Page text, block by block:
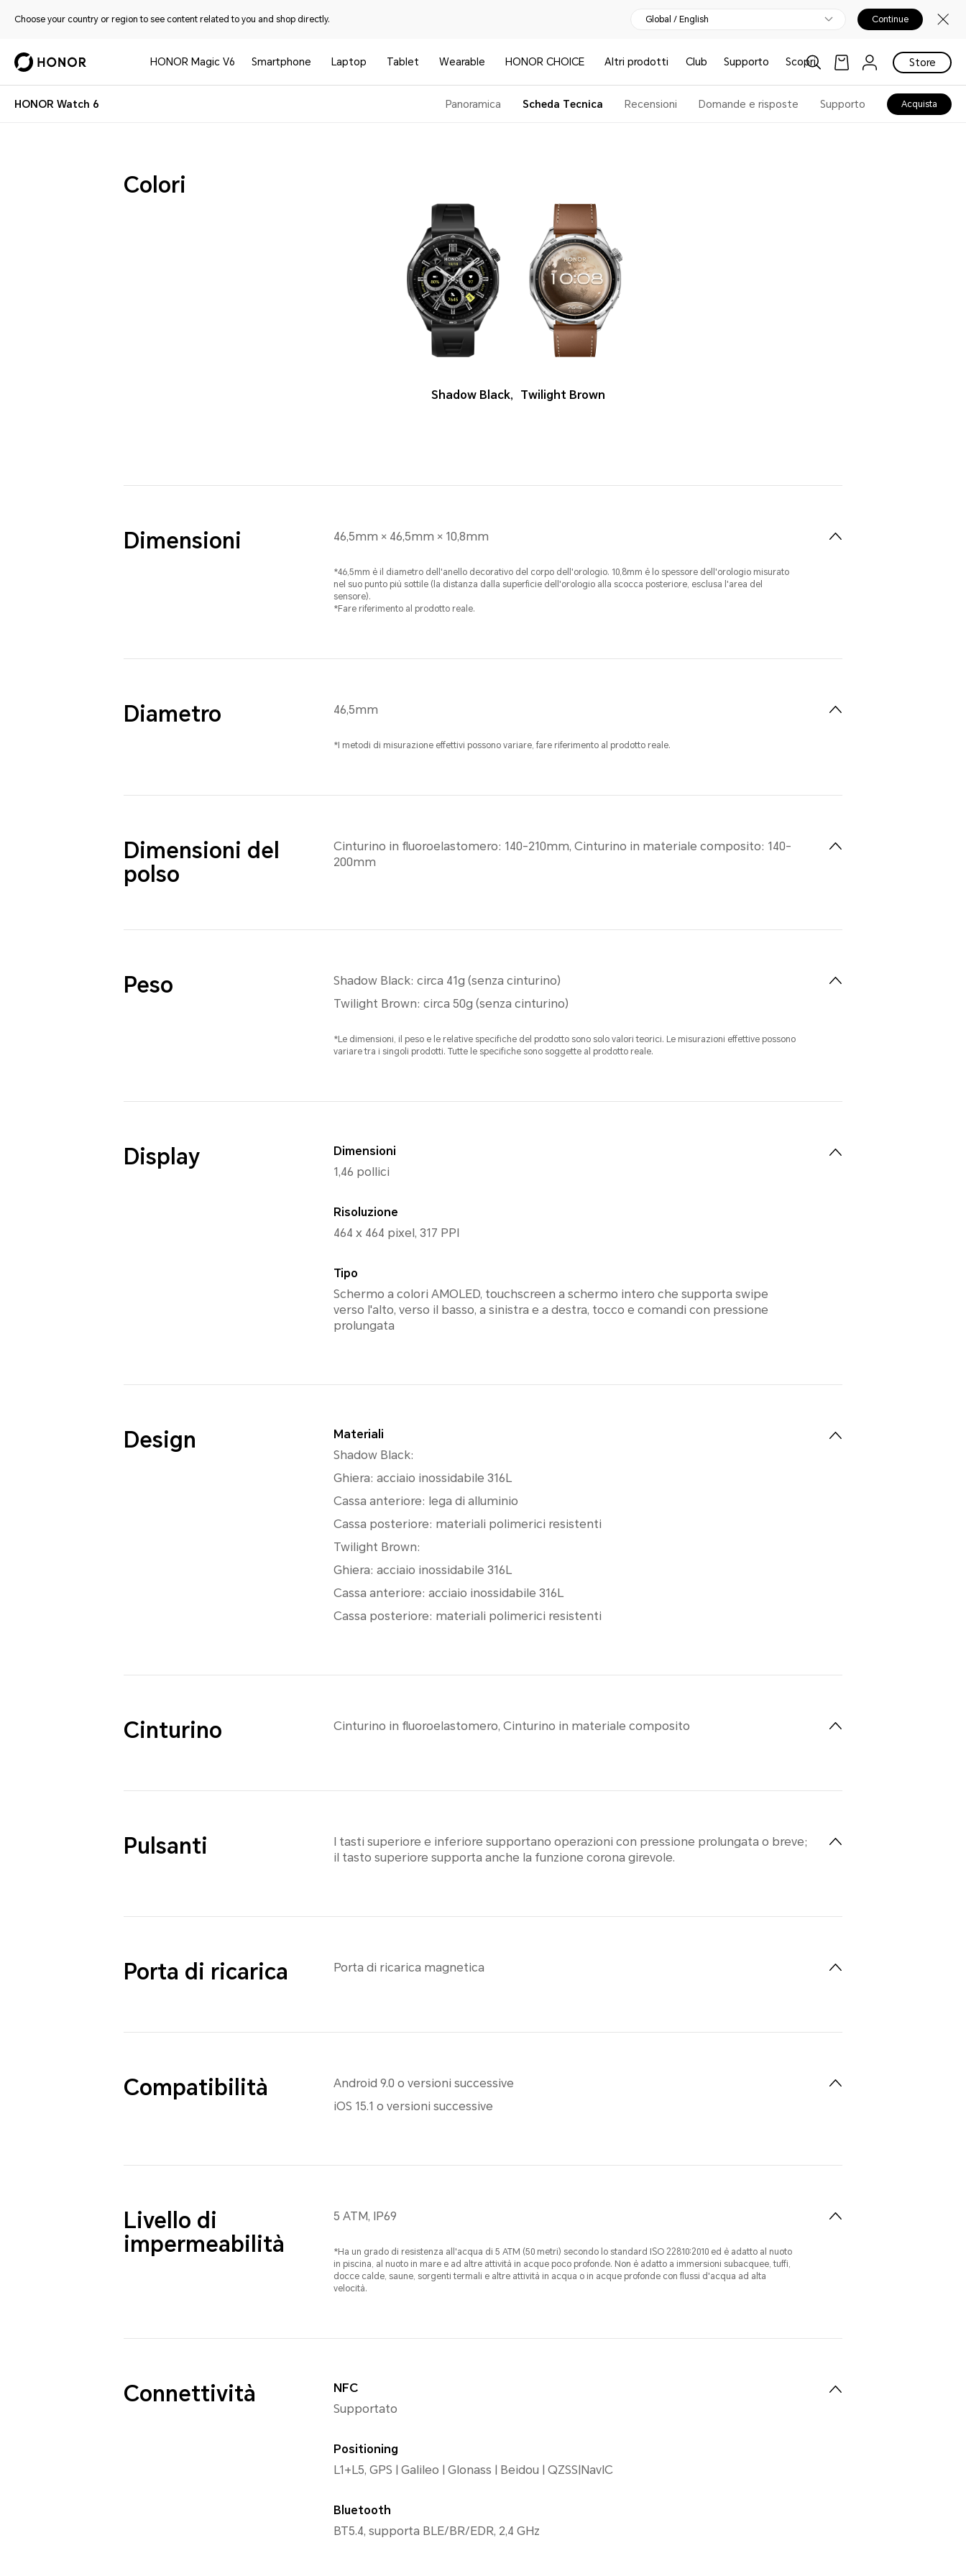
Choose your country or region to see content related to you and shop directly. Global / English Continue
HONOR Magic V6 Smartphone Laptop Tablet Wearable HONOR CHOICE Altri prodotti Club Supporto Scopri Store
HONOR Watch 6 Panoramica Scheda Tecnica Recensioni Domande e risposte Supporto Acquista
Colori
Shadow Black, Twilight Brown
Dimensioni 46,5mm × 46,5mm × 10,8mm
*46,5mm è il diametro dell'anello decorativo del corpo dell'orologio. 10,8mm è lo spessore dell'orologio misurato
nel suo punto più sottile (la distanza dalla superficie dell'orologio alla scocca posteriore, esclusa l'area del
sensore).
*Fare riferimento al prodotto reale.
Diametro 46,5mm
*I metodi di misurazione effettivi possono variare, fare riferimento al prodotto reale.
Dimensioni del
polso
Cinturino in fluoroelastomero: 140-210mm, Cinturino in materiale composito: 140-
200mm
Peso
Shadow Black: circa 41g (senza cinturino)
Twilight Brown: circa 50g (senza cinturino)
*Le dimensioni, il peso e le relative specifiche del prodotto sono solo valori teorici. Le misurazioni effettive possono
variare tra i singoli prodotti. Tutte le specifiche sono soggette al prodotto reale.
Display
Dimensioni
1,46 pollici
Risoluzione
464 x 464 pixel, 317 PPI
Tipo
Schermo a colori AMOLED, touchscreen a schermo intero che supporta swipe
verso l'alto, verso il basso, a sinistra e a destra, tocco e comandi con pressione
prolungata
Design
Materiali
Shadow Black:
Ghiera: acciaio inossidabile 316L
Cassa anteriore: lega di alluminio
Cassa posteriore: materiali polimerici resistenti
Twilight Brown:
Ghiera: acciaio inossidabile 316L
Cassa anteriore: acciaio inossidabile 316L
Cassa posteriore: materiali polimerici resistenti
Cinturino Cinturino in fluoroelastomero, Cinturino in materiale composito
Pulsanti
I tasti superiore e inferiore supportano operazioni con pressione prolungata o breve;
il tasto superiore supporta anche la funzione corona girevole.
Porta di ricarica Porta di ricarica magnetica
Compatibilità
Android 9.0 o versioni successive
iOS 15.1 o versioni successive
Livello di
impermeabilità
5 ATM, IP69
*Ha un grado di resistenza all'acqua di 5 ATM (50 metri) secondo lo standard ISO 22810:2010 ed è adatto al nuoto
in piscina, al nuoto in mare e ad altre attività in acque poco profonde. Non è adatto a immersioni subacquee, tuffi,
docce calde, saune, sorgenti termali e altre attività in acqua o in acque profonde con flussi d'acqua ad alta
velocità.
Connettività
NFC
Supportato
Positioning
L1+L5, GPS | Galileo | Glonass | Beidou | QZSS|NavIC
Bluetooth
BT5.4, supporta BLE/BR/EDR, 2,4 GHz